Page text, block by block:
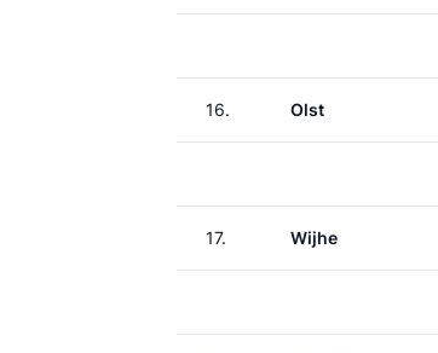
16. Olst
17. Wijhe